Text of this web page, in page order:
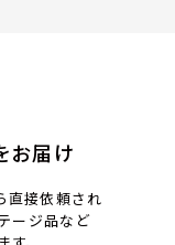
お届け
直接依頼され
ージ品など